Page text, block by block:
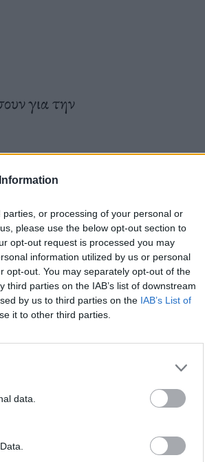
or processing of your personal or
please use the below opt-out section to
opt-out request is processed you may
information utilized by us or personal
opt-out. You may separately opt-out of the
parties on the IAB’s list of downstream
by us to third parties on the IAB’s List of
it to other third parties.
data.
για την